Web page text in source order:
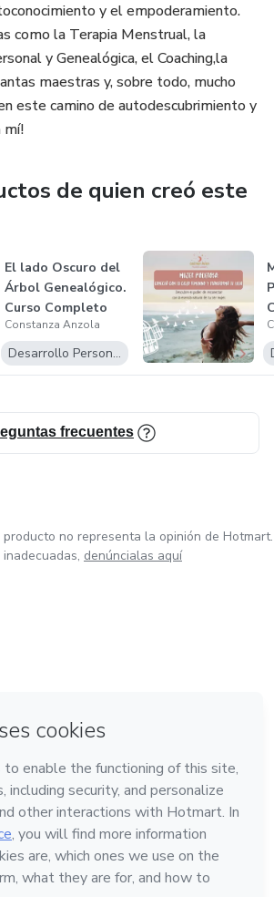
y el empoderamiento.
como la Terapia Menstrual, la
y Genealógica, el Coaching,la
maestras y, sobre todo, mucho
este camino de autodescubrimiento y
mí!
de quien creó este
El lado Oscuro del
Árbol Genealógico.
Curso Completo
por RE-...
Constanza Anzola
Desarrollo Personal
frecuentes
no representa la opinión de Hotmart.
denúncialas aquí
de México